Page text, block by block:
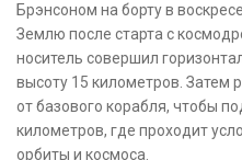
Брэнсоном на борту в
Землю после старта с
носитель совершил
высоту 15 километров. Затем
от базового корабля, чтобы
километров, где проходит
орбиты и космоса.